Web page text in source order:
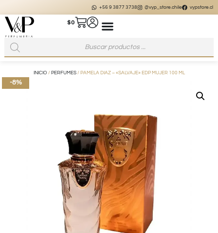
+56 9 3877 3738 @vyp_store.chile vypstore.cl
$0
INICIO / PERFUMES/ PAMELA DIAZ – «SALVAJE» EDP MUJER 100 ML
-8%